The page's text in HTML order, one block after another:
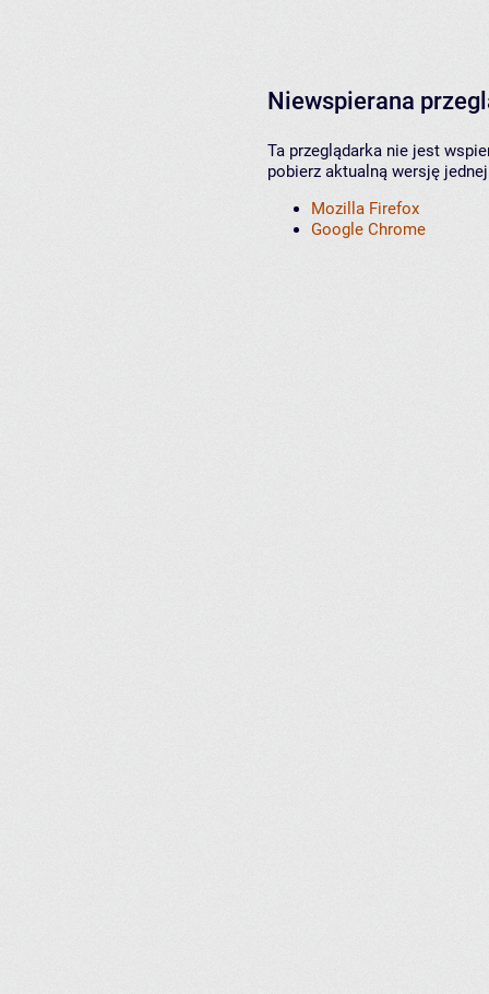
Niewspierana
Ta przeglądarka nie jest
pobierz aktualną wersję
Mozilla Firefox
Google Chrome